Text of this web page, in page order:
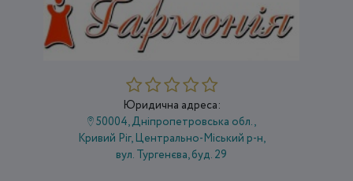
Юридична адреса:
50004, Дніпропетровська обл.,
Кривий Ріг, Центрально-Міський р-н,
вул. Тургенєва, буд. 29